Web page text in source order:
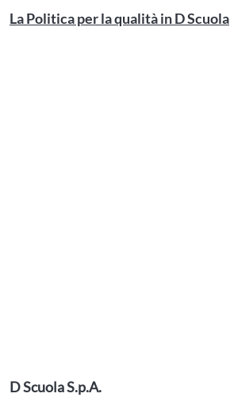
La Politica per la qualità in D Scuola
D Scuola S.p.A.